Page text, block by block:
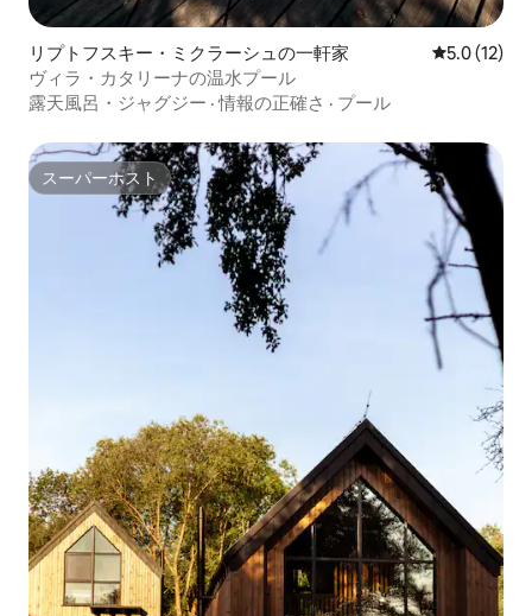
リプトフスキー・ミクラーシュの一軒家 レビュー12
5.0 (12)
ヴィラ・カタリーナの温水プール
露天風呂・ジャグジー ·情報の正確さ · プール
スーパーホスト
スーパーホスト